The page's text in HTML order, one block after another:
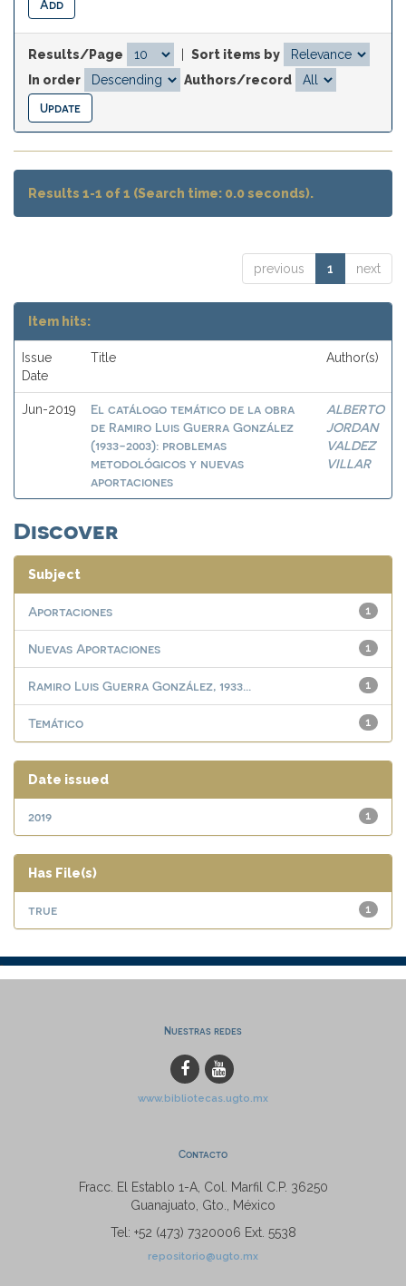
Results/Page
Sort items by
In order
Authors/record
Results 1-1 of 1 (Search time: 0.0 seconds).
previous 1 next
Item hits:
Issue
Date
Title Author(s)
Jun-2019
El catálogo temático de la obra
de Ramiro Luis Guerra González
(1933-2003): problemas
metodológicos y nuevas
aportaciones
ALBERTO
JORDAN
VALDEZ
VILLAR
Discover
Subject
1
Aportaciones
1
Nuevas Aportaciones
1
Ramiro Luis Guerra González, 1933...
1
Temático
Date issued
1
2019
Has File(s)
1
true
Nuestras redes
www.bibliotecas.ugto.mx
Contacto
Fracc. El Establo 1-A, Col. Marfil C.P. 36250
Guanajuato, Gto., México
Tel: +52 (473) 7320006 Ext. 5538
repositorio@ugto.mx